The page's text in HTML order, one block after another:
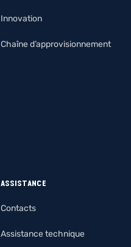
Innovation
Chaîne d’approvisionnement
ASSISTANCE
Contacts
Assistance technique